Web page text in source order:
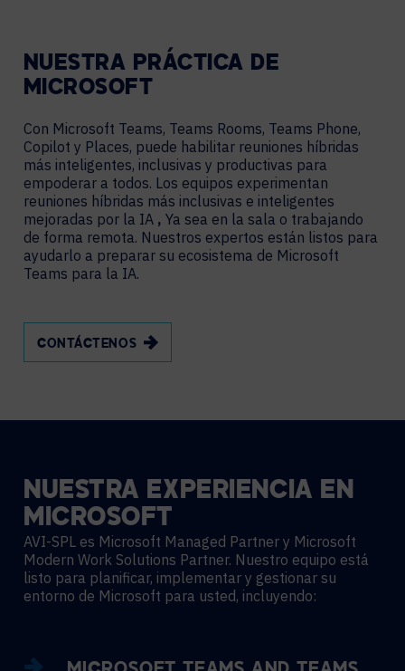
NUESTRA PRÁCTICA DE
MICROSOFT
Con Microsoft Teams, Teams Rooms, Teams Phone,
Copilot y Places, puede habilitar reuniones híbridas
más inteligentes, inclusivas y productivas para
empoderar a todos. Los equipos experimentan
reuniones híbridas más inclusivas e inteligentes
mejoradas por la IA , Ya sea en la sala o trabajando
de forma remota. Nuestros expertos están listos para
ayudarlo a preparar su ecosistema de Microsoft
Teams para la IA.
CONTÁCTENOS
NUESTRA EXPERIENCIA EN
MICROSOFT
AVI-SPL es Microsoft Managed Partner y Microsoft
Modern Work Solutions Partner. Nuestro equipo está
listo para planificar, implementar y gestionar su
entorno de Microsoft para usted, incluyendo: